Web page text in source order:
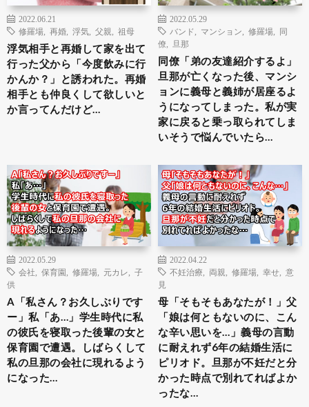
2022.06.21
修羅場
再婚 浮気 父親 祖母
浮気相手と再婚して家を出て
行った父から「今度飲みに行
かんか？」と誘われた。再婚
相手とも仲良くして欲しいと
か言ってんだけど…
2022.05.29
バンド
マンション 修羅場
同
僚
旦那
同僚「弟の友達紹介するよ」
旦那が亡くなった後、マンシ
ョンに義母と義姉が居座るよ
うになってしまった。私が実
家に戻ると乗っ取られてしま
いそうで悩んでいたら…
2022.05.29
会社
保育園 修羅場 元カレ
子
供
A「私さん？お久しぶりです
ー」私「あ…」学生時代に私
の彼氏を寝取った後輩の女と
保育園で遭遇。しばらくして
私の旦那の会社に現れるよう
になった…
2022.04.22
不妊治療
両親 修羅場 幸せ
意
見
母「そもそもあなたが！」父
「娘は何ともないのに、こん
な辛い思いを…」義母の言動
に耐えれず6年の結婚生活に
ピリオド。旦那が不妊だと分
かった時点で別れてればよか
ったな…